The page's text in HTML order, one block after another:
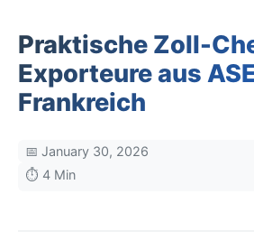
Praktische Zoll-
Exporteure aus
Frankreich
📅 January 30, 2026
⏱️ 4 Min